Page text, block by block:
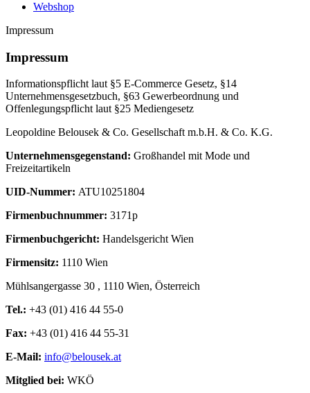
Webshop
Impressum
Impressum
Informationspflicht laut §5 E-Commerce Gesetz, §14
Unternehmensgesetzbuch, §63 Gewerbeordnung und
Offenlegungspflicht laut §25 Mediengesetz
Leopoldine Belousek & Co. Gesellschaft m.b.H. & Co. K.G.
Unternehmensgegenstand: Großhandel mit Mode und
Freizeitartikeln
UID-Nummer: ATU10251804
Firmenbuchnummer: 3171p
Firmenbuchgericht: Handelsgericht Wien
Firmensitz: 1110 Wien
Mühlsangergasse 30 , 1110 Wien, Österreich
Tel.: +43 (01) 416 44 55-0
Fax: +43 (01) 416 44 55-31
E-Mail: info@belousek.at
Mitglied bei: WKÖ